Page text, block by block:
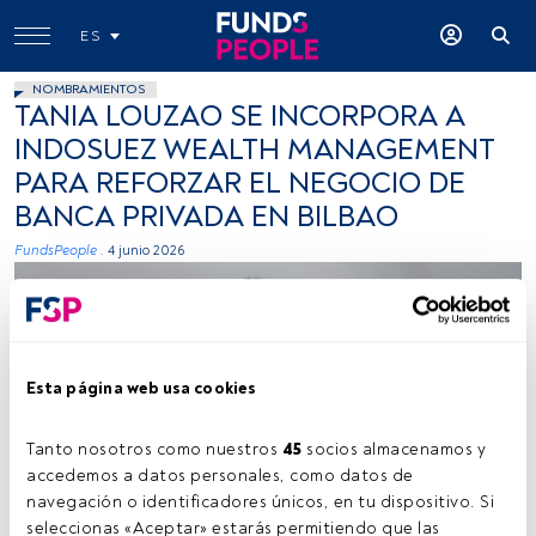
Esta página web usa cookies
Tanto nosotros como nuestros 45 socios almacenamos y
accedemos a datos personales, como datos de
navegación o identificadores únicos, en tu dispositivo. Si
seleccionas «Aceptar» estarás permitiendo que las
ES
NOMBRAMIENTOS
TANIA LOUZAO SE INCORPORA A
INDOSUEZ WEALTH MANAGEMENT
PARA REFORZAR EL NEGOCIO DE
BANCA PRIVADA EN BILBAO
FundsPeople . 4 junio 2026
Foto: cedida (Indosuez Wealth Management)